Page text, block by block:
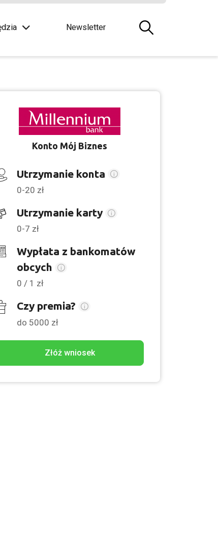
Newsletter
Konto Mój Biznes
Utrzymanie konta
0-20 zł
Utrzymanie karty
0-7 zł
Wypłata z bankomatów
obcych
0 / 1 zł
Czy premia?
do 5000 zł
Złóż wniosek